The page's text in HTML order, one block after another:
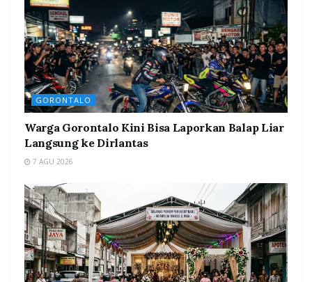
GORONTALO
Warga Gorontalo Kini Bisa Laporkan Balap Liar
Langsung ke Dirlantas
7 AGU 2026